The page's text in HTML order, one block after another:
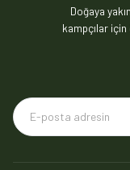
Doğaya
kampçılar